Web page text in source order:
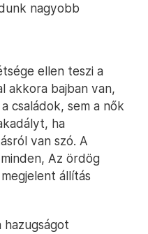
nagyobb
ellen teszi a
akkora bajban van,
családok, sem a nők
ha
van szó. A
Az ördög
állítás
hazugságot